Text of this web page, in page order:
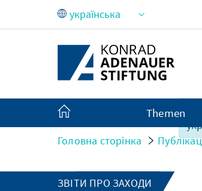
Skip to Main Content
Themen
Головна сторінка
ЗВІТИ ПРО ЗАХОДИ